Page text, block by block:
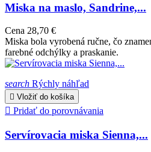
Miska na maslo, Sandrine,...
Cena 28,70 €
Miska bola vyrobená ručne, čo
farebné odchýlky a praskanie.
search Rýchly náhľad
 Vložiť do košíka
 Pridať do porovnávania
Servírovacia miska Sienna,...